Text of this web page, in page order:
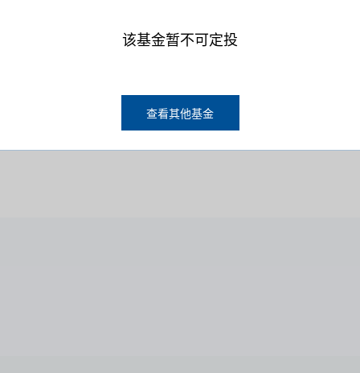
该基金暂不可定投
查看其他基金